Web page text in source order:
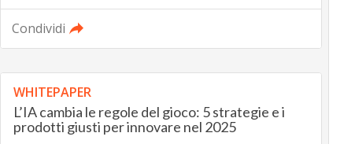
Condividi
WHITEPAPER
L’IA cambia le regole del gioco: 5 strategie e i
prodotti giusti per innovare nel 2025